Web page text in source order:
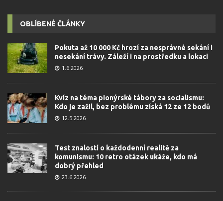
OBLÍBENÉ ČLÁNKY
Pokuta až 10 000 Kč hrozí za nesprávné sekání i
nesekání trávy. Záleží i na prostředku a lokaci
1.6.2026
Kvíz na téma pionýrské tábory za socialismu:
Kdo je zažil, bez problému získá 12 ze 12 bodů
12.5.2026
Test znalostí o každodenní realitě za
komunismu: 10 retro otázek ukáže, kdo má
dobrý přehled
23.6.2026